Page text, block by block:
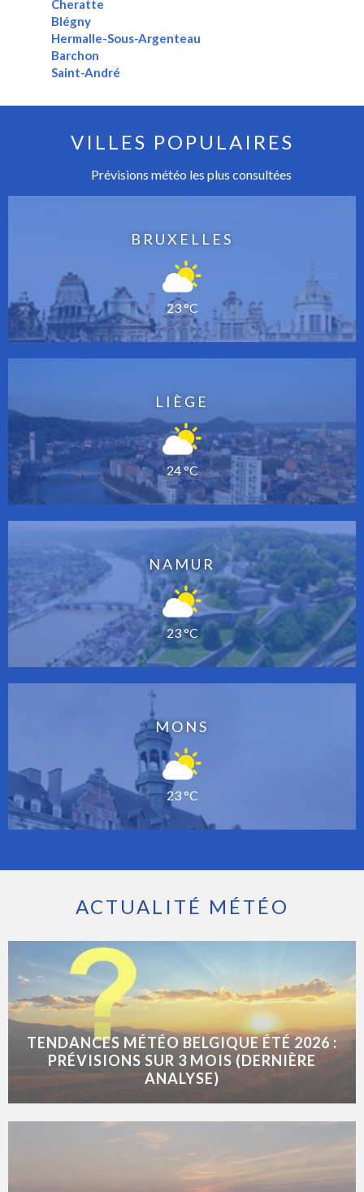
Cheratte
Blégny
Hermalle-Sous-Argenteau
Barchon
Saint-André
VILLES POPULAIRES
Prévisions météo les plus consultées
BRUXELLES
23 °C
LIÈGE
24 °C
NAMUR
23 °C
MONS
23 °C
ACTUALITÉ MÉTÉO
TENDANCES MÉTÉO BELGIQUE ÉTÉ 2026 :
PRÉVISIONS SUR 3 MOIS (DERNIÈRE
ANALYSE)